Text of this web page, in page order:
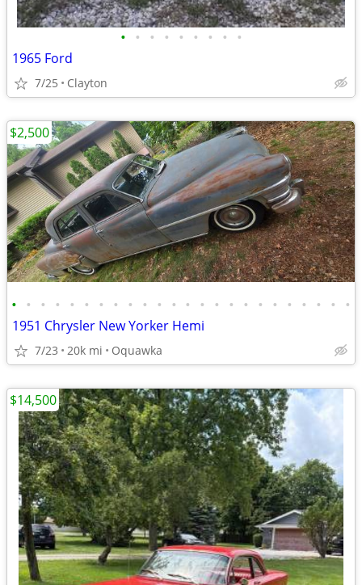
• • • • • • • • •
1965 Ford
7/25 Clayton
• • • • • • • • • • • • • • • • • • • • • • • •
1951 Chrysler New Yorker Hemi
7/23 20k mi Oquawka
$2,500
$14,500